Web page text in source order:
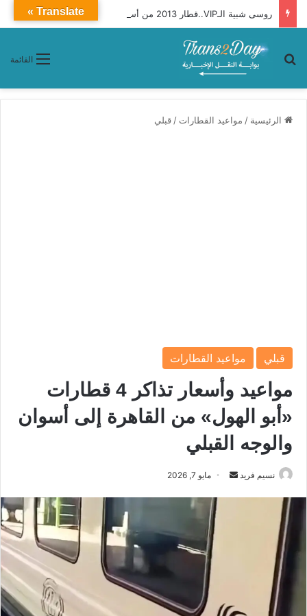
روسى شبية الـVIP..قطار 2013 من أسوان إلى القاهرة (تفاصيل)
القائمة بحث عن
الرئيسية / مواعيد القطارات / قبلي
قبلي مواعيد القطارات
مواعيد وأسعار تذاكر 4 قطارات
«أبو الهول» من القاهرة إلى أسوان
والوجه القبلي
نسيم فريد
ا
مايو 7, 2026
Translate »